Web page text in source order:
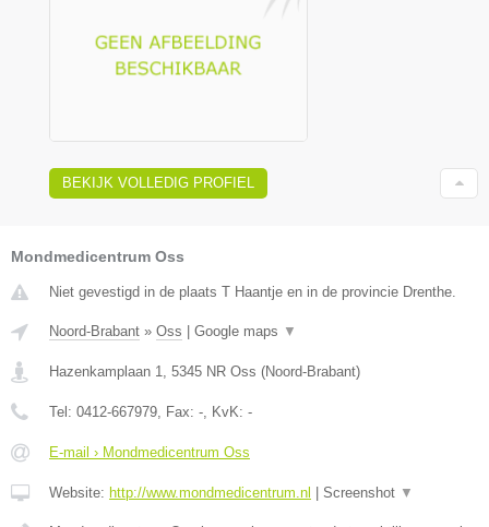
BEKIJK VOLLEDIG PROFIEL
Mondmedicentrum Oss
Niet gevestigd in de plaats T Haantje en in de provincie Drenthe.
Noord-Brabant » Oss | Google maps ▼
Hazenkamplaan 1 5345 NR Oss (Noord-Brabant)
Tel: 0412-667979 , Fax: - , KvK: -
E-mail › Mondmedicentrum Oss
Website: http://www.mondmedicentrum.nl | Screenshot ▼